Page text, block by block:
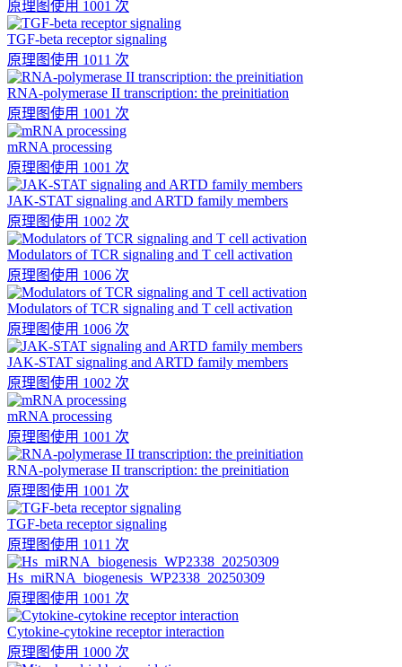
原理图使用 1001 次
TGF-beta receptor signaling
原理图使用 1011 次
RNA-polymerase II transcription: the preinitiation
原理图使用 1001 次
mRNA processing
原理图使用 1001 次
JAK-STAT signaling and ARTD family members
原理图使用 1002 次
Modulators of TCR signaling and T cell activation
原理图使用 1006 次
Modulators of TCR signaling and T cell activation
原理图使用 1006 次
JAK-STAT signaling and ARTD family members
原理图使用 1002 次
mRNA processing
原理图使用 1001 次
RNA-polymerase II transcription: the preinitiation
原理图使用 1001 次
TGF-beta receptor signaling
原理图使用 1011 次
Hs_miRNA_biogenesis_WP2338_20250309
原理图使用 1001 次
Cytokine-cytokine receptor interaction
原理图使用 1000 次